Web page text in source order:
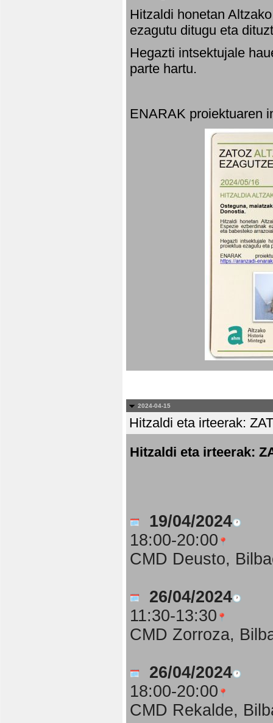
Hitzaldi honetan
ezagutu ditugu eta
Hegazti intsektujale
parte hartu.
ENARAK proiektuaren
2024-04-15
Hitzaldi eta irteerak:
Hitzaldi eta irteerak:
19/04/2024
18:00-20:00
CMD Deusto,
26/04/2024
11:30-13:30
CMD Zorroza,
26/04/2024
18:00-20:00
CMD Rekalde,